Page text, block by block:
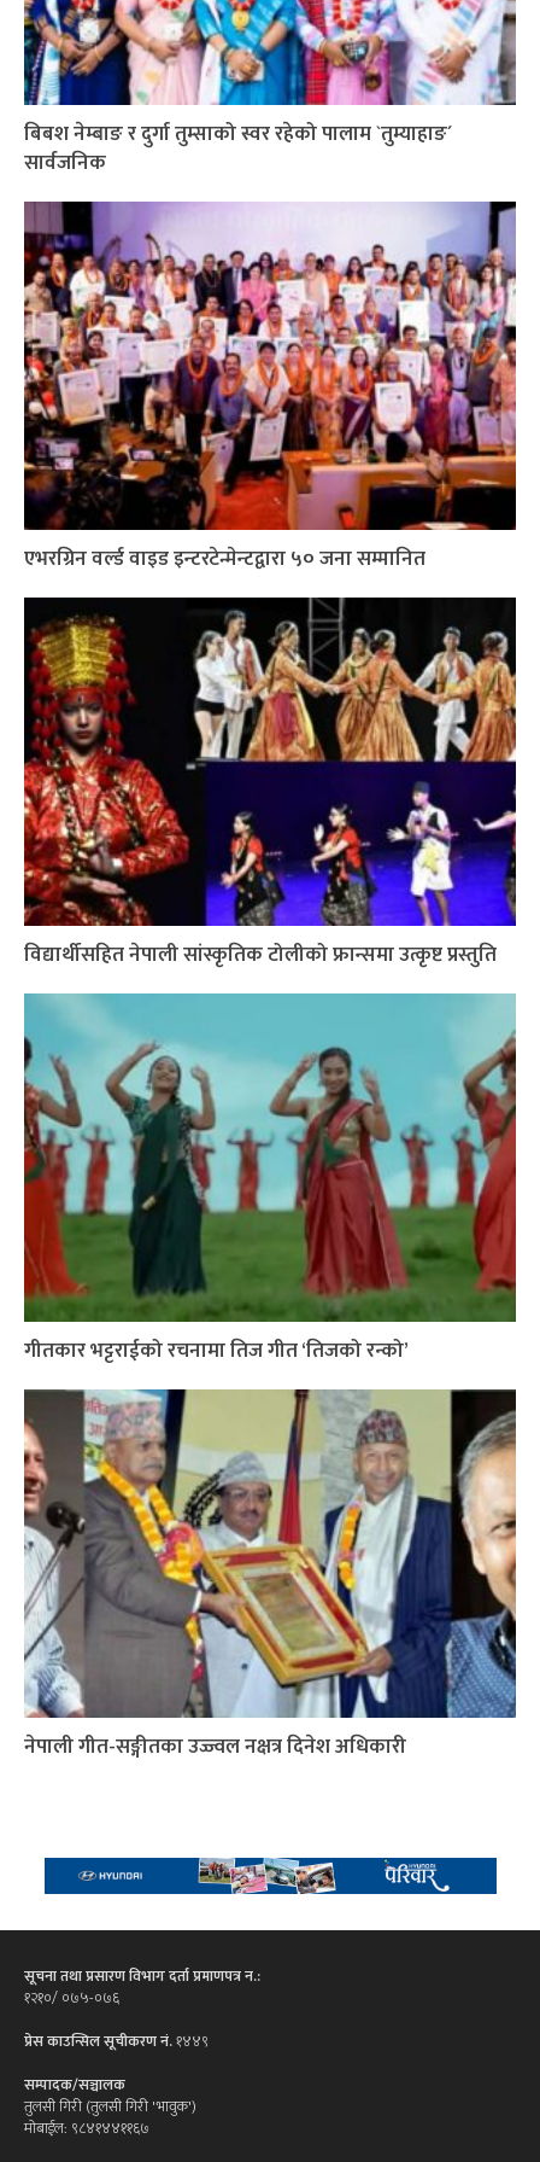
बिबश नेम्बाङ र दुर्गा तुम्साको स्वर रहेको पालाम `तुम्याहाङ´
सार्वजनिक
एभरग्रिन वर्ल्ड वाइड इन्टरटेन्मेन्टद्वारा ५० जना सम्मानित
विद्यार्थीसहित नेपाली सांस्कृतिक टोलीको फ्रान्समा उत्कृष्ट प्रस्तुति
गीतकार भट्टराईको रचनामा तिज गीत ‘तिजको रन्को’
नेपाली गीत-सङ्गीतका उज्ज्वल नक्षत्र दिनेश अधिकारी
सूचना तथा प्रसारण विभाग दर्ता प्रमाणपत्र न.:
१२१०/ ०७५-०७६
प्रेस काउन्सिल सूचीकरण नं.१४४९
सम्पादक/सञ्चालक
तुलसी गिरी (तुलसी गिरी 'भावुक')
मोबाईल: ९८४१४४११६७